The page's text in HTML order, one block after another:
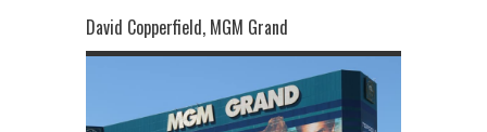
David Copperfield, MGM Grand